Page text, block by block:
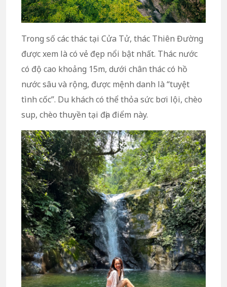
Trong số các thác tại Cửa Tử, thác Thiên Đường
được xem là có vẻ đẹp nổi bật nhất. Thác nước
có độ cao khoảng 15m, dưới chân thác có hồ
nước sâu và rộng, được mệnh danh là “tuyệt
tình cốc”. Du khách có thể thỏa sức bơi lội, chèo
sup, chèo thuyền tại địa điểm này.